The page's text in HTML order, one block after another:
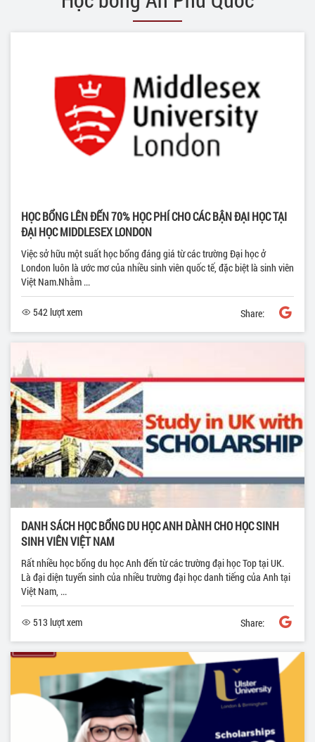
HỌC BỔNG LÊN ĐẾN 70% HỌC PHÍ CHO CÁC BẬN ĐẠI HỌC TẠI
ĐẠI HỌC MIDDLESEX LONDON
Việc sở hữu một suất học bổng đáng giá từ các trường Đại học ở
London luôn là ước mơ của nhiều sinh viên quốc tế, đặc biệt là sinh viên
Việt Nam.Nhằm ...
542 lượt xem Share:
DANH SÁCH HỌC BỔNG DU HỌC ANH DÀNH CHO HỌC SINH
SINH VIÊN VIỆT NAM
Rất nhiều học bổng du học Anh đến từ các trường đại học Top tại UK.
Là đại diện tuyển sinh của nhiều trường đại học danh tiếng của Anh tại
Việt Nam, ...
513 lượt xem Share: